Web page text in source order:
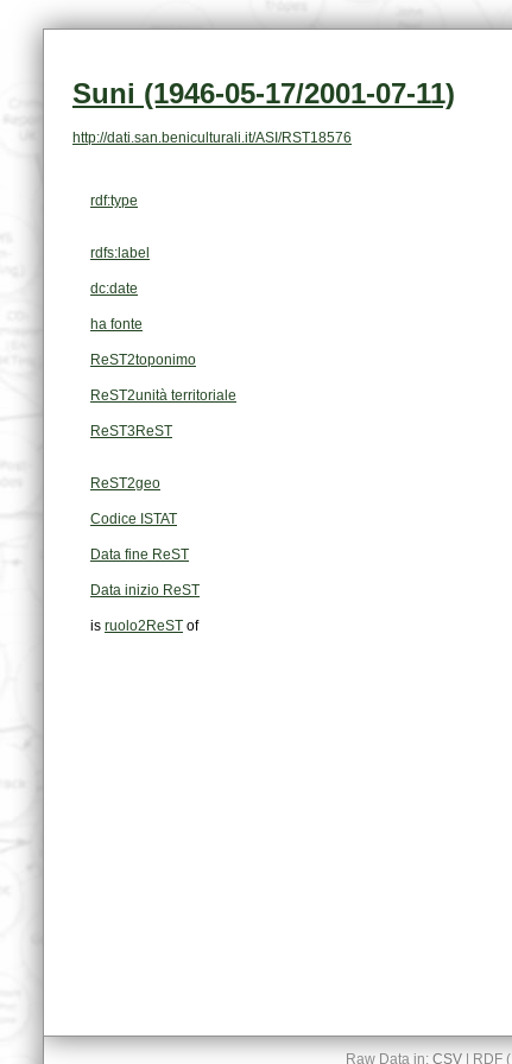
Suni (1946-05-17/2001-07-11)
http://dati.san.beniculturali.it/ASI/RST18576
rdf:type
rdfs:label
dc:date
ha fonte
ReST2toponimo
ReST2unità territoriale
ReST3ReST
ReST2geo
Codice ISTAT
Data fine ReST
Data inizio ReST
is ruolo2ReST of
Raw Data in: CSV| RDF (